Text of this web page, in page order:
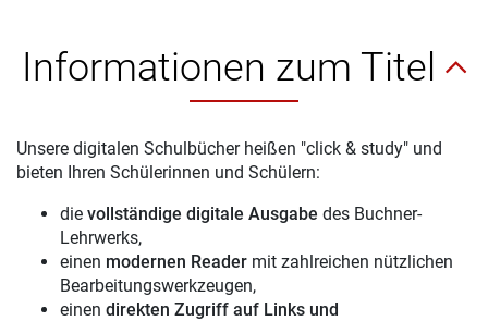
Informationen zum Titel
Unsere digitalen Schulbücher heißen "click & study" und
bieten Ihren Schülerinnen und Schülern:
die vollständige digitale Ausgabe des Buchner-
Lehrwerks,
einen modernen Reader mit zahlreichen nützlichen
Bearbeitungswerkzeugen,
einen direkten Zugriff auf Links und